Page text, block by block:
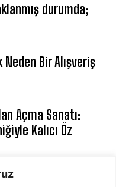
durumda;
Bir Alışveriş
Açma Sanatı:
Kalıcı Öz